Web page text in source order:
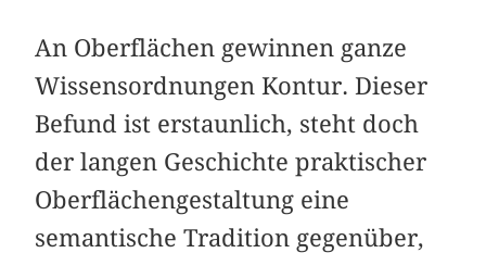
An Oberflächen gewinnen ganze
Wissensordnungen Kontur. Dieser
Befund ist erstaunlich, steht doch
der langen Geschichte praktischer
Oberflächengestaltung eine
semantische Tradition gegenüber,